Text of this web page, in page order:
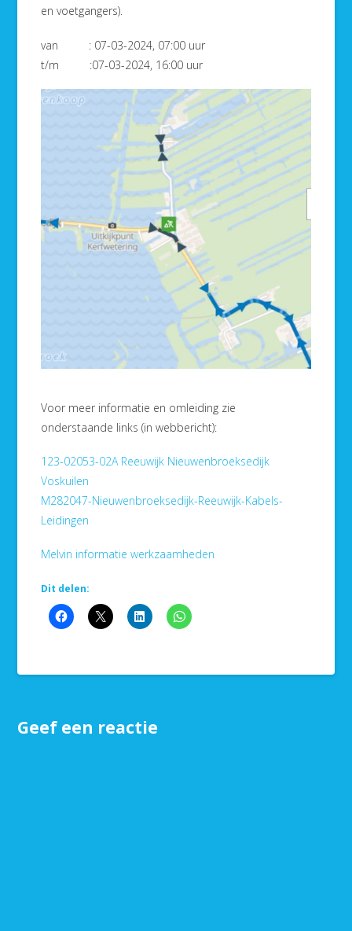
en voetgangers).
van : 07-03-2024, 07:00 uur
t/m :07-03-2024, 16:00 uur
Voor meer informatie en omleiding zie
onderstaande links (in webbericht):
123-02053-02A Reeuwijk Nieuwenbroeksedijk
Voskuilen
M282047-Nieuwenbroeksedijk-Reeuwijk-Kabels-
Leidingen
Melvin informatie werkzaamheden
Dit delen:
Geef een reactie